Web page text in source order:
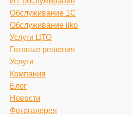
Обслуживание 1С
Обслуживание iiko
Услуги ЦТО
Готовые решения
Услуги
Компания
Блог
Новости
Фотогалерея